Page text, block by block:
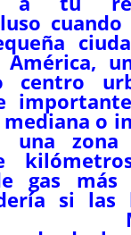
centro
o
una
gas más
si las